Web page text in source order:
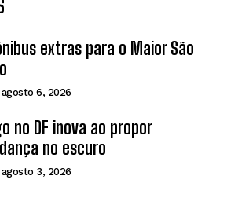
extras para o Maior São
agosto 6, 2026
no DF inova ao propor
no escuro
agosto 3, 2026